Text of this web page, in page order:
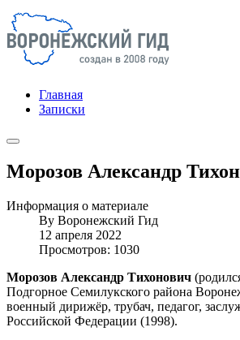
Главная
Записки
Морозов Александр
Информация о материале
By Воронежский Гид
12 апреля 2022
Просмотров: 1030
Морозов Александр Тихонович
Подгорное Семилукского района
военный дирижёр, трубач, педагог,
Российской Федерации (1998).